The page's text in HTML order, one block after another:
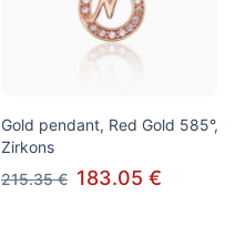
Gold pendant, Red Gold 585°,
Zirkons
215.35 € 183.05 €